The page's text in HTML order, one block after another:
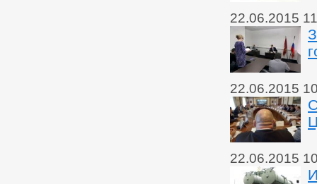
22.06.2015
22.06.2015
22.06.2015